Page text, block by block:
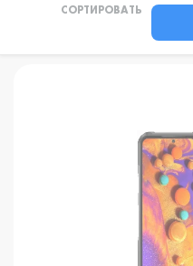
СОРТИРОВАТЬ